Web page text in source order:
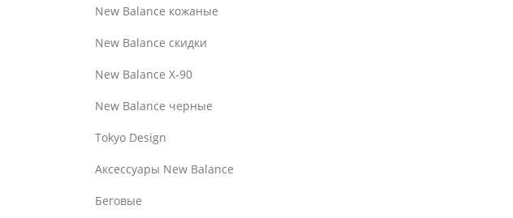
New Balance кожаные
New Balance скидки
New Balance Х-90
New Balance черные
Tokyo Design
Аксессуары New Balance
Беговые